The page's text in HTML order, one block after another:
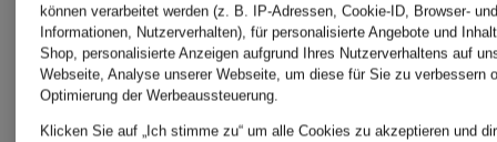
ARIGATO
im Sale
können verarbeitet werden (z. B. IP-Adressen, Cookie-ID, Browser-
Informationen, Nutzerverhalten), für personalisierte Angebote und
Shop, personalisierte Anzeigen aufgrund Ihres Nutzerverhaltens auf
Webseite, Analyse unserer Webseite, um diese für Sie zu verbessern
Optimierung der Werbeaussteuerung.
Klicken Sie auf „Ich stimme zu“ um alle Cookies zu akzeptieren und